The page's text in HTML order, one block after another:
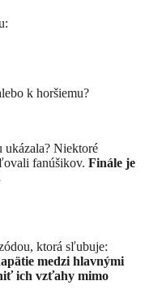
k horšiemu?
ukázala? Niektoré
fanúšikov. Finále je
ktorá sľubuje:
medzi hlavnými
ich vzťahy mimo